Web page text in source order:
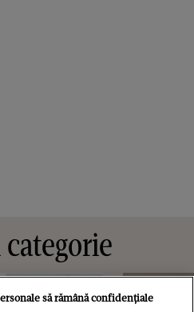
să rămână confidențiale